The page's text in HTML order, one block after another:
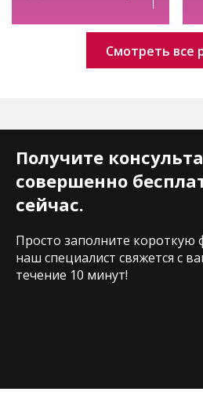
Смотреть все
Получите
совершенно
сейчас.
Просто заполните короткую
наш специалист свяжется с
течение 10 минут!